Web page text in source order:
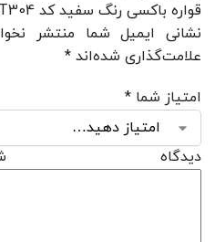
قواره باکسی رنگ سفید کد T304”
نشانی ایمیل شما منتشر
علامت‌گذاری شده‌اند *
امتیاز شما *